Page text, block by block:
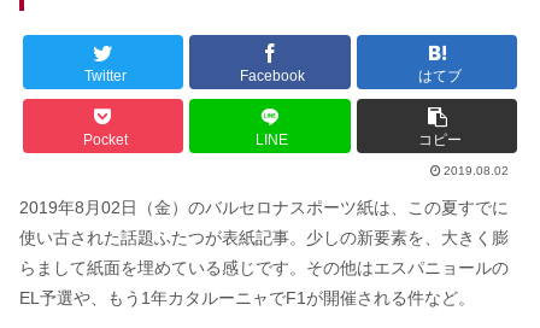
Twitter Facebook はてブ
Pocket LINE コピー
2019.08.02
2019年8月02日（金）のバルセロナスポーツ紙は、この夏すでに
使い古された話題ふたつが表紙記事。少しの新要素を、大きく膨
らまして紙面を埋めている感じです。その他はエスパニョールの
EL予選や、もう1年カタルーニャでF1が開催される件など。